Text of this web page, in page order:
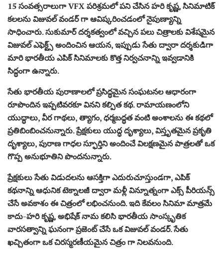
15 సంవత్సరాలుగా VFX పరిశ్రమలో పని చేసిన హరి కృష్ణ, సినిమాటిక్
కలలను విజువల్ వండర్ గా ఆవిష్కరించడంలో నైపుణ్యాన్ని
సాధించారు. సుకుమార్ దర్శకత్వంలో వచ్చిన పలు చిత్రాలకు విశేషమైన
విజువల్ ఎఫెక్ట్స్ అందించిన ఆయన, ఇప్పుడు సేతు ద్వారా దర్శకుడిగా
మారి భారతీయ ఎపిక్ సినిమాలకు కొత్త నిర్వచనాన్ని ఇవ్వడానికి
సిద్ధంగా ఉన్నారు.
సేతు భారతీయ పురాణాలలో ప్రసిద్ధమైన సంఘటనల ఆధారంగా
రూపొందిన ఇప్పటివరకూ వినని కల్పిత కథ. రామాయణంలోని
యుద్ధాలు, వీర గాథలు, త్యాగం, ధర్మబద్ధత వంటి అంశాలను ఈ కథలో
ప్రతిబింబించనున్నారు. ప్రేక్షకులు యుద్ధ దృశ్యాలు, విస్తృతమైన ప్రకృతి
దృశ్యాలు, పురాణ గాధల స్ఫూర్తిని అందించే విలక్షణమైన పాత్రలతో ఒక
గొప్ప అనుభూతిని పొందనున్నారు.
ప్రేక్షకులు సేతు విడుదలను ఆసక్తిగా ఎదురుచూస్తుండగా, ఎపిక్
కథనాన్ని ఆధునిక టెక్నాలజీ ద్వారా మళ్లీ విన్నూత్నంగా ఎక్స్ పీరియన్స్
చేసే అవకాశం ఈ చిత్రంలో లభించనుంది. ఇది కేవలం సినిమా మాత్రమే
కాదు-హరి కృష్ణ, అభిషేక్ నామ కలిసి భారతీయ సాంస్కృతిక
వారసత్వాన్ని ఘనంగా ప్రజెంట్ చేసే ఒక విజువల్ వండర్. సేతు
ఖచ్చితంగా ఒక చిరస్మరణీయమైన చిత్రం గా నిలవనుంది.